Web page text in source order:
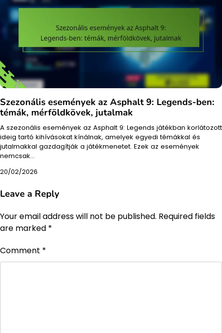
Szezonális események az Asphalt 9: Legends-ben:
témák, mérföldkövek, jutalmak
A szezonális események az Asphalt 9: Legends játékban korlátozott
ideig tartó kihívásokat kínálnak, amelyek egyedi témákkal és
jutalmakkal gazdagítják a játékmenetet. Ezek az események
nemcsak…
20/02/2026
Leave a Reply
Your email address will not be published. Required fields
are marked *
Comment *